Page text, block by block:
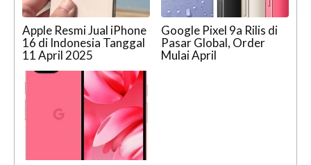
Apple Resmi Jual iPhone
16 di Indonesia Tanggal
11 April 2025
Google Pixel 9a Rilis di
Pasar Global, Order
Mulai April